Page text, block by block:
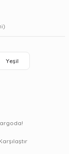
Yeşil